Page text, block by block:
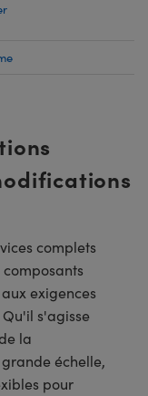
complets
exigences
s'agisse
la
échelle,
pour